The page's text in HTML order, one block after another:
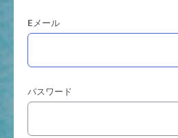
Eメール
パスワード